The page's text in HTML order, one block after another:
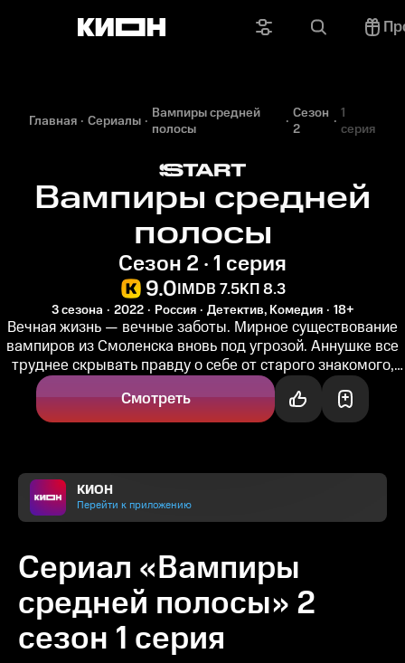
Главная Сериалы
Вампиры средней
полосы
Сезон
2
1
серия
Вампиры средней
полосы
Сезон 2 · 1 серия
9.0IMDB 7.5КП 8.3
3 сезона 2022 Россия Детектив, Комедия 18+
Вечная жизнь — вечные заботы. Мирное существование
вампиров из Смоленска вновь под угрозой. Аннушке все
труднее скрывать правду о себе от старого знакомого,
Смотреть
КИОН
Перейти к приложению
Сериал «Вампиры
средней полосы» 2
сезон 1 серия